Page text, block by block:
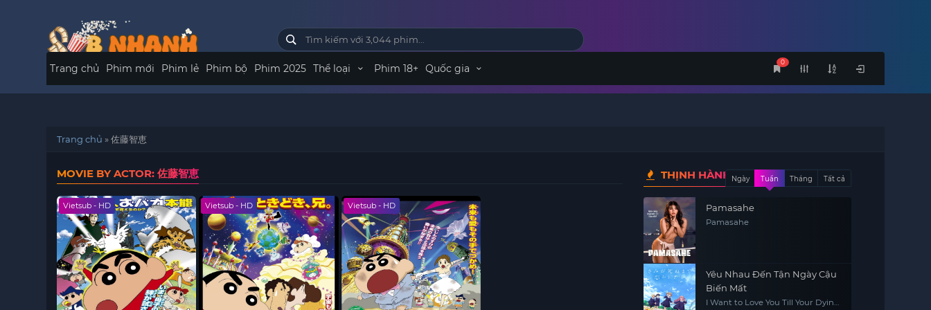
0
Trang chủ Phim mới Phim lẻ Phim bộ Phim 2025 Thể loại Phim 18+ Quốc gia
Trang chủ »佐藤智恵
MOVIE BY ACTOR: 佐藤智恵
Vietsub - HD Vietsub - HD Vietsub - HD
THỊNH HÀNHNgày Tuần Tháng Tất cả
Pamasahe
Pamasahe
Yêu Nhau Đến Tận Ngày Cậu
Biến Mất
I Want to Love You Till Your Dying